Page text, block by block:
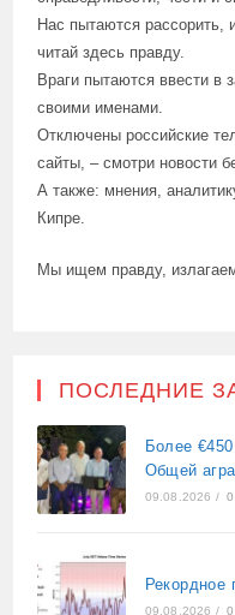
Нас пытаются рассорить,
читай здесь правду.
Враги пытаются ввести в
своими именами.
Отключены российские
сайты, – смотри новости
А также: мнения,
Кипре.
Мы ищем правду,
ПОСЛЕДНИЕ
Более
Общей
09.08.2026 /
Рекордное
09.08.2026 /